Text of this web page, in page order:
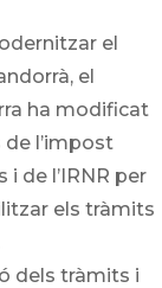
el
el
ha modificat
l’impost
de l’IRNR per
els tràmits
dels tràmits i